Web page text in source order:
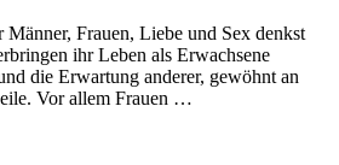
Männer, Frauen, Liebe und Sex denkst
ihr Leben als Erwachsene
die Erwartung anderer, gewöhnt an
Vor allem Frauen …